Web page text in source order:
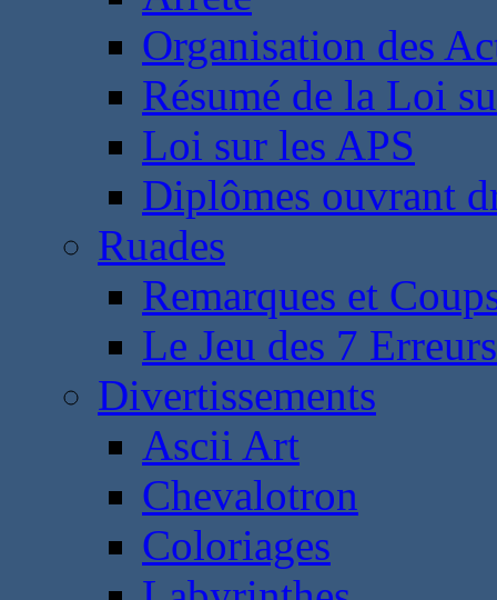
Organisation des
Résumé de la Loi
Loi sur les APS
Diplômes ouvrant
Ruades
Remarques et
Le Jeu des 7 Erreurs
Divertissements
Ascii Art
Chevalotron
Coloriages